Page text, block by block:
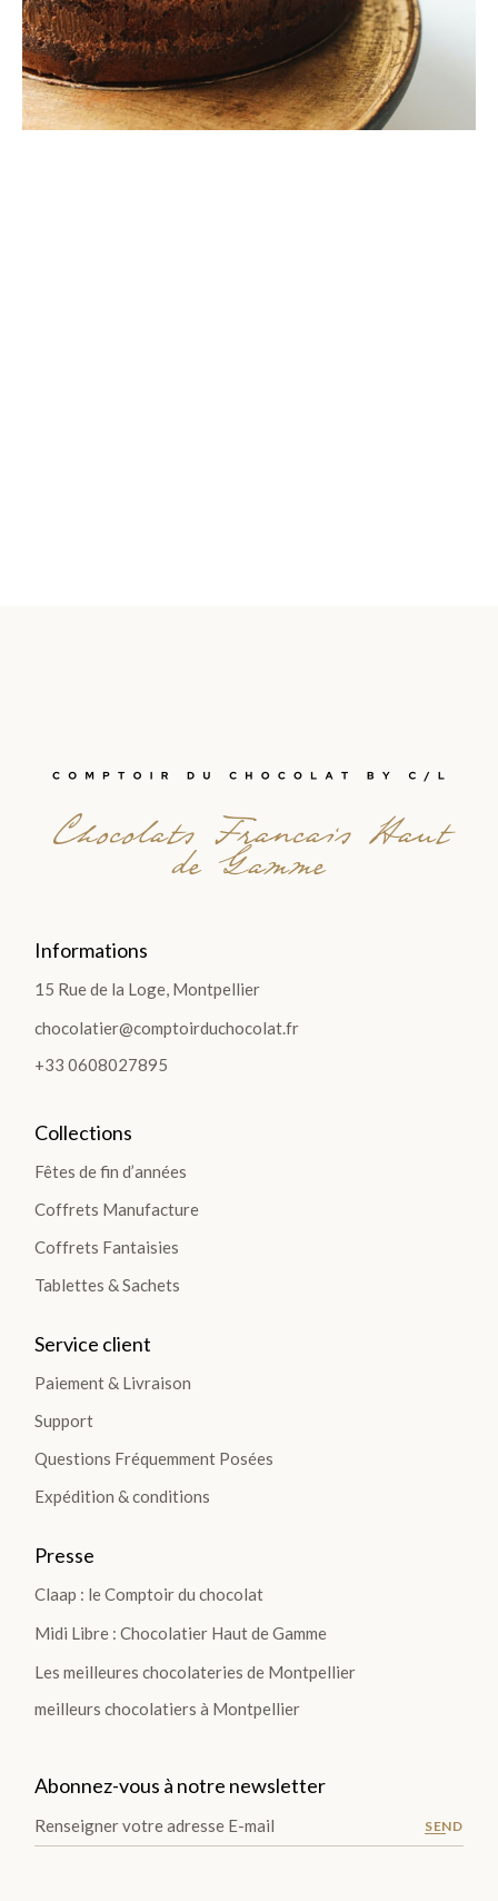
Chocolats Francais Haut
de Gamme
Informations
15 Rue de la Loge, Montpellier
chocolatier@comptoirduchocolat.fr
+33 0608027895
Collections
Fêtes de fin d’années
Coffrets Manufacture
Coffrets Fantaisies
Tablettes & Sachets
Service client
Paiement & Livraison
Support
Questions Fréquemment Posées
Expédition & conditions
Presse
Claap : le Comptoir du chocolat
Midi Libre : Chocolatier Haut de Gamme
Les meilleures chocolateries de Montpellier
meilleurs chocolatiers à Montpellier
Abonnez-vous à notre newsletter
SEND